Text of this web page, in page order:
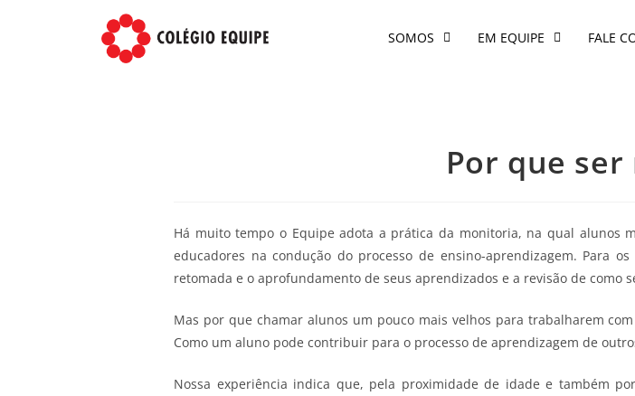
SOMOS EM EQUIPE FALE
Por que
Há muito tempo o Equipe adota a prática da monitoria, na qual alunos
educadores na condução do processo de ensino-aprendizagem. Para
retomada e o aprofundamento de seus aprendizados e a revisão de como
Mas por que chamar alunos um pouco mais velhos para trabalharem
Como um aluno pode contribuir para o processo de aprendizagem de
Nossa experiência indica que, pela proximidade de idade e também